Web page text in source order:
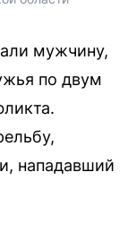
мужчину,
по двум
нападавший